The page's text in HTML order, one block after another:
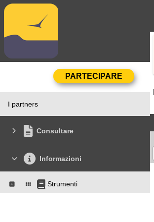
I partners
Consultare
Informazioni
Strumenti